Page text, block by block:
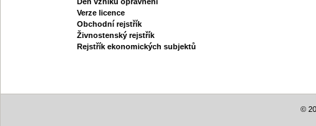
Verze licence
Obchodní rejstřík
Živnostenský rejstřík
Rejstřík ekonomických subjektů
©